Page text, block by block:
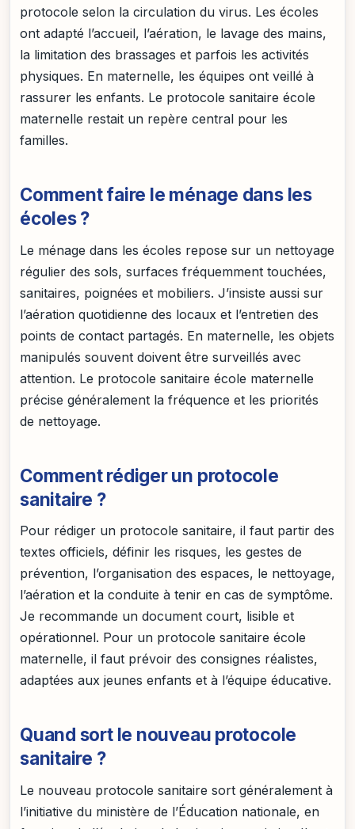
protocole selon la circulation du virus. Les écoles
ont adapté l’accueil, l’aération, le lavage des mains,
la limitation des brassages et parfois les activités
physiques. En maternelle, les équipes ont veillé à
rassurer les enfants. Le protocole sanitaire école
maternelle restait un repère central pour les
familles.
Comment faire le ménage dans les
écoles ?
Le ménage dans les écoles repose sur un nettoyage
régulier des sols, surfaces fréquemment touchées,
sanitaires, poignées et mobiliers. J’insiste aussi sur
l’aération quotidienne des locaux et l’entretien des
points de contact partagés. En maternelle, les objets
manipulés souvent doivent être surveillés avec
attention. Le protocole sanitaire école maternelle
précise généralement la fréquence et les priorités
de nettoyage.
Comment rédiger un protocole
sanitaire ?
Pour rédiger un protocole sanitaire, il faut partir des
textes officiels, définir les risques, les gestes de
prévention, l’organisation des espaces, le nettoyage,
l’aération et la conduite à tenir en cas de symptôme.
Je recommande un document court, lisible et
opérationnel. Pour un protocole sanitaire école
maternelle, il faut prévoir des consignes réalistes,
adaptées aux jeunes enfants et à l’équipe éducative.
Quand sort le nouveau protocole
sanitaire ?
Le nouveau protocole sanitaire sort généralement à
l’initiative du ministère de l’Éducation nationale, en